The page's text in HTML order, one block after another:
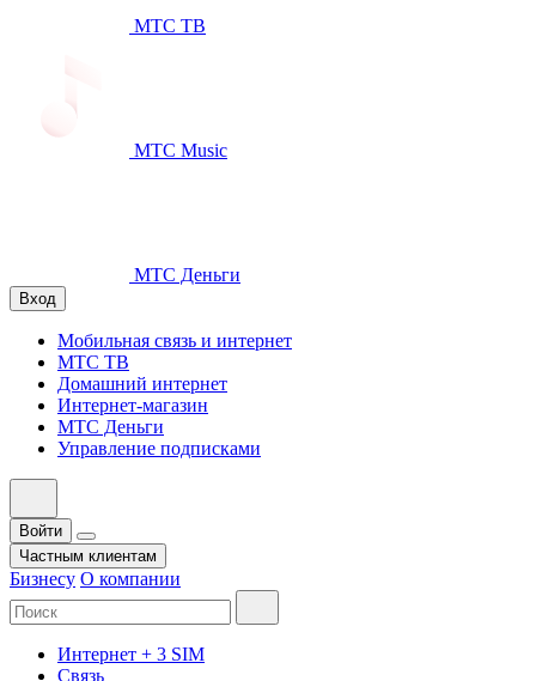
МТС ТВ
МТС Music
МТС Деньги
Вход
Мобильная связь и интернет
МТС ТВ
Домашний интернет
Интернет-магазин
МТС Деньги
Управление подписками
Войти
Частным клиентам
Бизнесу О компании
Интернет + 3 SIM
Связь